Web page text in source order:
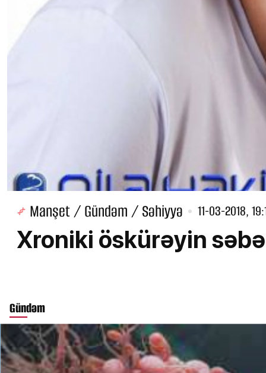
Manşet / Gündəm / Səhiyyə 11-03-2018,
Xroniki öskürəyin
Gündəm